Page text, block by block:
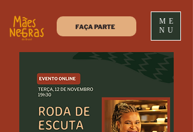
FAÇA PARTE
ME
NU